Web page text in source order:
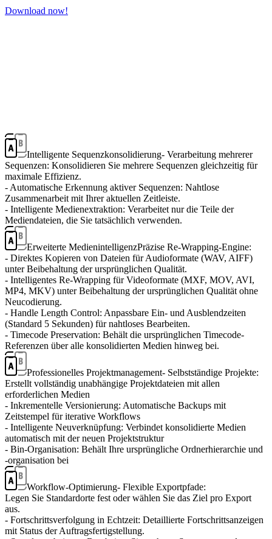
Download now!
Intelligente Sequenzkonsolidierung- Verarbeitung mehrerer
Sequenzen: Konsolidieren Sie mehrere Sequenzen gleichzeitig für
maximale Effizienz.
- Automatische Erkennung aktiver Sequenzen: Nahtlose
Zusammenarbeit mit Ihrer aktuellen Zeitleiste.
- Intelligente Medienextraktion: Verarbeitet nur die Teile der
Mediendateien, die Sie tatsächlich verwenden.
Erweiterte MedienintelligenzPräzise Re-Wrapping-Engine:
- Direktes Kopieren von Dateien für Audioformate (WAV, AIFF)
unter Beibehaltung der ursprünglichen Qualität.
- Intelligentes Re-Wrapping für Videoformate (MXF, MOV, AVI,
MP4, MKV) unter Beibehaltung der ursprünglichen Qualität ohne
Neucodierung.
- Handle Length Control: Anpassbare Ein- und Ausblendzeiten
(Standard 5 Sekunden) für nahtloses Bearbeiten.
- Timecode Preservation: Behält die ursprünglichen Timecode-
Referenzen über alle konsolidierten Medien hinweg bei.
Professionelles Projektmanagement- Selbstständige Projekte:
Erstellt vollständig unabhängige Projektdateien mit allen
erforderlichen Medien
- Inkrementelle Versionierung: Automatische Backups mit
Zeitstempel für iterative Workflows
- Intelligente Neuverknüpfung: Verbindet konsolidierte Medien
automatisch mit der neuen Projektstruktur
- Bin-Organisation: Behält Ihre ursprüngliche Ordnerhierarchie und
-organisation bei
Workflow-Optimierung- Flexible Exportpfade:
Legen Sie Standardorte fest oder wählen Sie das Ziel pro Export
aus.
- Fortschrittsverfolgung in Echtzeit: Detaillierte Fortschrittsanzeigen
mit Status der Auftragsfertigstellung.